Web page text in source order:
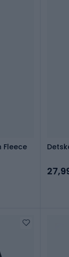
Fleece